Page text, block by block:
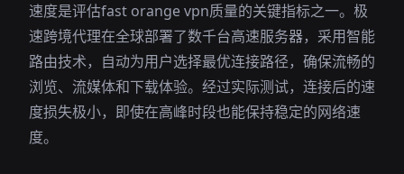
速度是评估fast orange vpn质量的关键指标之一。极
速跨境代理在全球部署了数千台高速服务器，采用智能
路由技术，自动为用户选择最优连接路径，确保流畅的
浏览、流媒体和下载体验。经过实际测试，连接后的速
度损失极小，即使在高峰时段也能保持稳定的网络速
度。